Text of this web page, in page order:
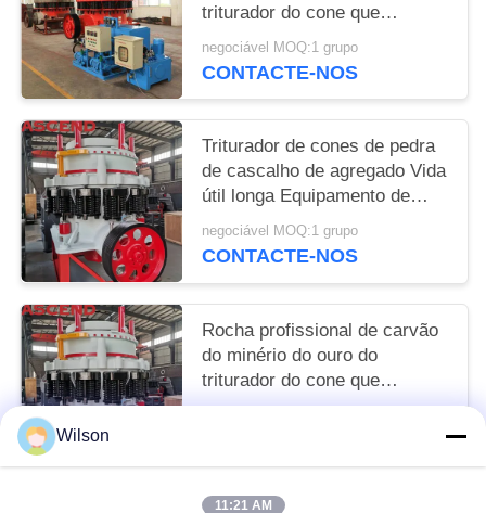
triturador do cone que
esmaga a pedra PYZ900 do
rio da planta
negociável MOQ:1 grupo
CONTACTE-NOS
Triturador de cones de pedra
de cascalho de agregado Vida
útil longa Equipamento de
mineração
negociável MOQ:1 grupo
CONTACTE-NOS
Rocha profissional de carvão
do minério do ouro do
triturador do cone que
esmaga a pedra PYZ900 do
Wilson
11:21 AM